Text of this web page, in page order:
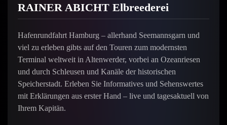
RAINER ABICHT Elbreederei
Hafenrundfahrt Hamburg – allerhand Seemannsgarn und
viel zu erleben gibts auf den Touren zum modernsten
Terminal weltweit in Altenwerder, vorbei an Ozeanriesen
und durch Schleusen und Kanäle der historischen
Speicherstadt. Erleben Sie Informatives und Sehenswertes
mit Erklärungen aus erster Hand – live und tagesaktuell von
Ihrem Kapitän.